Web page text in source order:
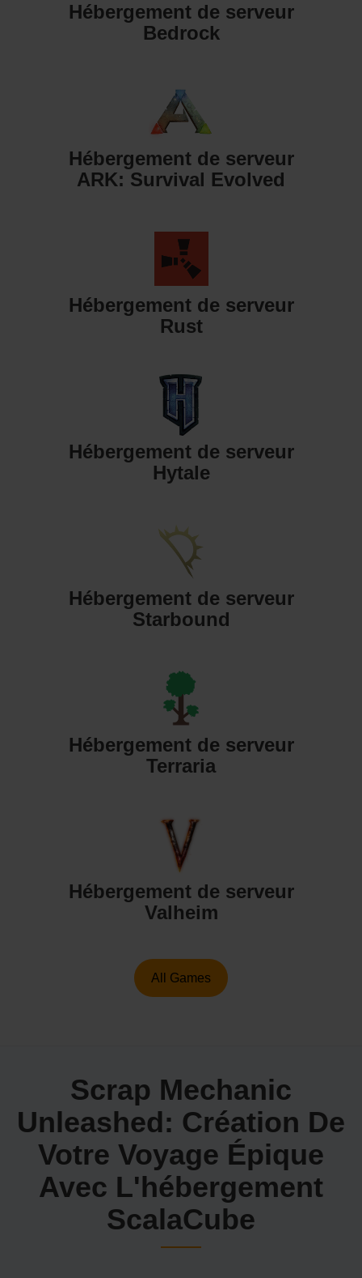
Hébergement de serveur
Bedrock
Hébergement de serveur
ARK: Survival Evolved
Hébergement de serveur
Rust
Hébergement de serveur
Hytale
Hébergement de serveur
Starbound
Hébergement de serveur
Terraria
Hébergement de serveur
Valheim
All Games
Scrap Mechanic
Unleashed: Création De
Votre Voyage Épique
Avec L'hébergement
ScalaCube